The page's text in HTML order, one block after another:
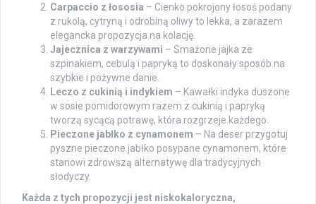
Carpaccio z łososia – Cienko pokrojony łosoś podany
z rukolą, cytryną i odrobiną oliwy to lekka, a zarazem
elegancka propozycja na kolację.
Jajecznica z warzywami – Smażone jajka ze
szpinakiem, cebulą i papryką to doskonały sposób na
szybkie i pożywne danie.
Leczo z cukinią i indykiem – Kawałki indyka duszone
w sosie pomidorowym razem z cukinią i papryką
tworzą sycącą potrawę, która rozgrzeje każdego.
Pieczone jabłko z cynamonem – Na deser przygotuj
pyszne pieczone jabłko posypane cynamonem, które
stanowi zdrowszą alternatywę dla tradycyjnych
słodyczy.
Każda z tych propozycji jest niskokaloryczna,